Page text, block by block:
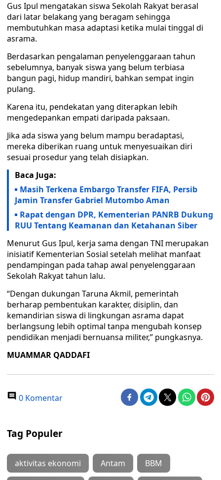
Gus Ipul mengatakan siswa Sekolah Rakyat berasal
dari latar belakang yang beragam sehingga
membutuhkan masa adaptasi ketika mulai tinggal di
asrama.
Berdasarkan pengalaman penyelenggaraan tahun
sebelumnya, banyak siswa yang belum terbiasa
bangun pagi, hidup mandiri, bahkan sempat ingin
pulang.
Karena itu, pendekatan yang diterapkan lebih
mengedepankan empati daripada paksaan.
Jika ada siswa yang belum mampu beradaptasi,
mereka diberikan ruang untuk menyesuaikan diri
sesuai prosedur yang telah disiapkan.
Baca Juga:
Masih Terkena Embargo Transfer FIFA, Persib
Jamin Transfer Gabriel Mutombo Aman
Rapat dengan DPR, Kementerian PANRB Dukung
RUU Tentang Keamanan dan Ketahanan Siber
Menurut Gus Ipul, kerja sama dengan TNI merupakan
inisiatif Kementerian Sosial setelah melihat manfaat
pendampingan pada tahap awal penyelenggaraan
Sekolah Rakyat tahun lalu.
“Dengan dukungan Taruna Akmil, pemerintah
berharap pembentukan karakter, disiplin, dan
kemandirian siswa di lingkungan asrama dapat
berlangsung lebih optimal tanpa mengubah konsep
pendidikan menjadi bernuansa militer,” pungkasnya.
MUAMMAR QADDAFI
0 Komentar
Tag Populer
aktivitas ekonomi Antam BBM